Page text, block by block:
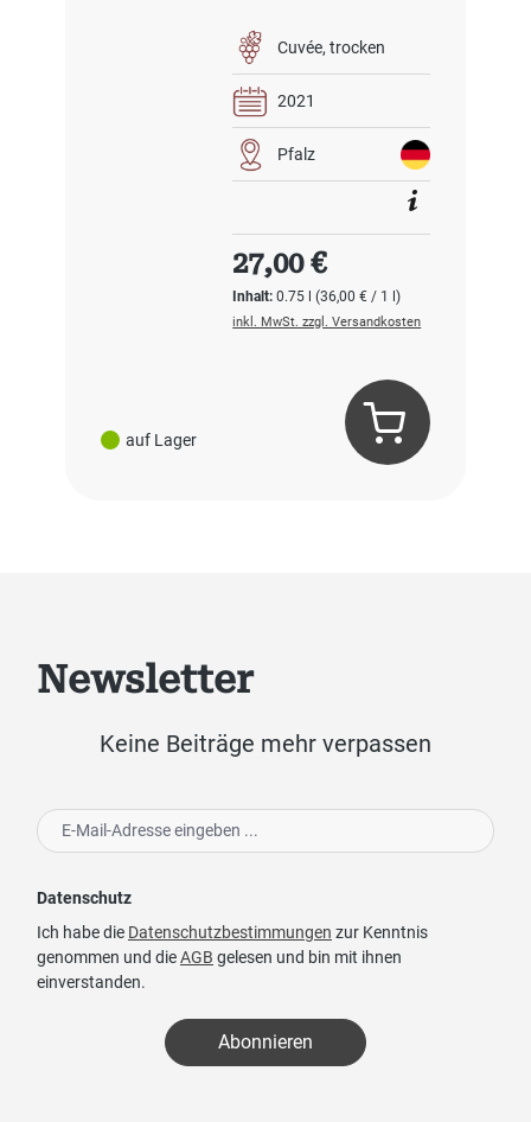
auf Lager
Cuvée trocken
2021
Pfalz
Inhalt:0.75 l(36,00 € / 1 l)
Regulärer Preis:
27,00 €
inkl. MwSt. zzgl. Versandkosten
Newsletter
Keine Beiträge mehr verpassen
Datenschutz
Ich habe die Datenschutzbestimmungen zur Kenntnis
genommen und dieAGB gelesen und bin mit ihnen
einverstanden.
Abonnieren